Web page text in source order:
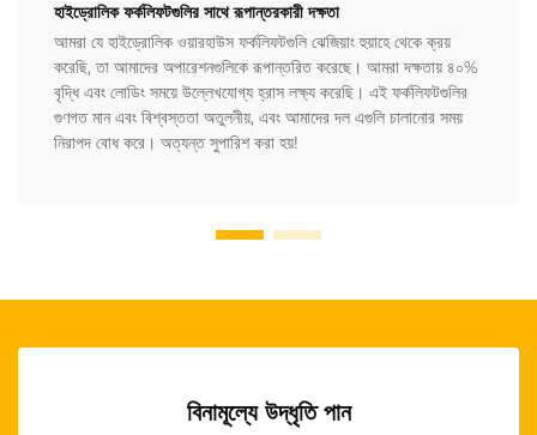
হাইড্রোলিক ফর্কলিফটগুলির সাথে রূপান্তরকারী দক্ষতা
আমরা যে হাইড্রোলিক ওয়ারহাউস ফর্কলিফটগুলি ঝেজিয়াং হুয়াহে থেকে ক্রয়
করেছি, তা আমাদের অপারেশনগুলিকে রূপান্তরিত করেছে। আমরা দক্ষতায় ৪০%
বৃদ্ধি এবং লোডিং সময়ে উল্লেখযোগ্য হ্রাস লক্ষ্য করেছি। এই ফর্কলিফটগুলির
গুণগত মান এবং বিশ্বস্ততা অতুলনীয়, এবং আমাদের দল এগুলি চালানোর সময়
নিরাপদ বোধ করে। অত্যন্ত সুপারিশ করা হয়!
বিনামূল্যে উদ্ধৃতি পান